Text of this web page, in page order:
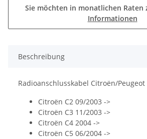
Sie möchten in monatlichen Raten
Informationen
Beschreibung
Radioanschlusskabel Citroën/Peugeot
Citroën C2 09/2003 ->
Citroën C3 11/2003 ->
Citroën C4 2004 ->
Citroën C5 06/2004 ->